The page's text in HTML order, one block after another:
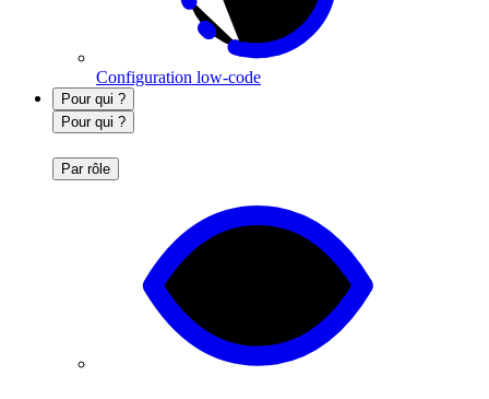
Configuration low-code
Pour qui ?
Pour qui ?
Par rôle